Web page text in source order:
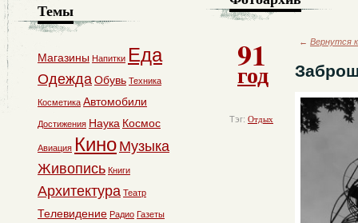
91
год
Тэг: Отдых
← Вернутся
Темы
Магазины Напитки Еда
ОдеждаОбувь Техника
Косметика Автомобили
Достижения Наука Космос
Авиация Кино Музыка
Живопись Книги
Архитектура Театр
Телевидение Радио Газеты